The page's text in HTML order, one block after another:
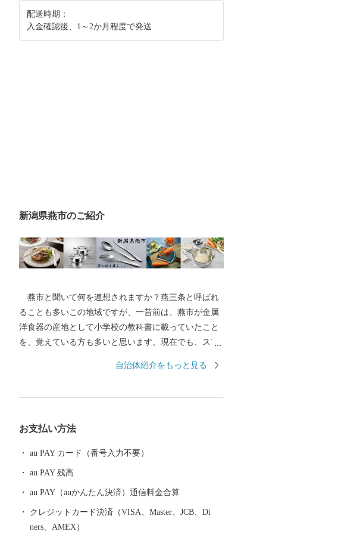
配送時期：
入金確認後、1～2か月程度で発送
新潟県燕市のご紹介
燕市と聞いて何を連想されますか？燕三条と呼ばれ
ることも多いこの地域ですが、一昔前は、燕市が金属
洋食器の産地として小学校の教科書に載っていたこと
を、覚えている方も多いと思います。現在でも、スプ
0％以上を占め、鍋やフライパン、包丁をはじめとした
がノーベル賞授賞式の晩餐会で使用されています！そ
す。 燕産の金属洋食器・金属ハウスウェアを使え
ば、ご家庭での食事も高級レストランでのディナーに
早がわり！ そのほか、伝統工芸品の鎚起銅器、美味
自治体紹介をもっと見る
お支払い方法
au PAY カード（番号入力不要）
au PAY 残高
au PAY（auかんたん決済）通信料金合算
クレジットカード決済（VISA、Master、JCB、Di
ners、AMEX）